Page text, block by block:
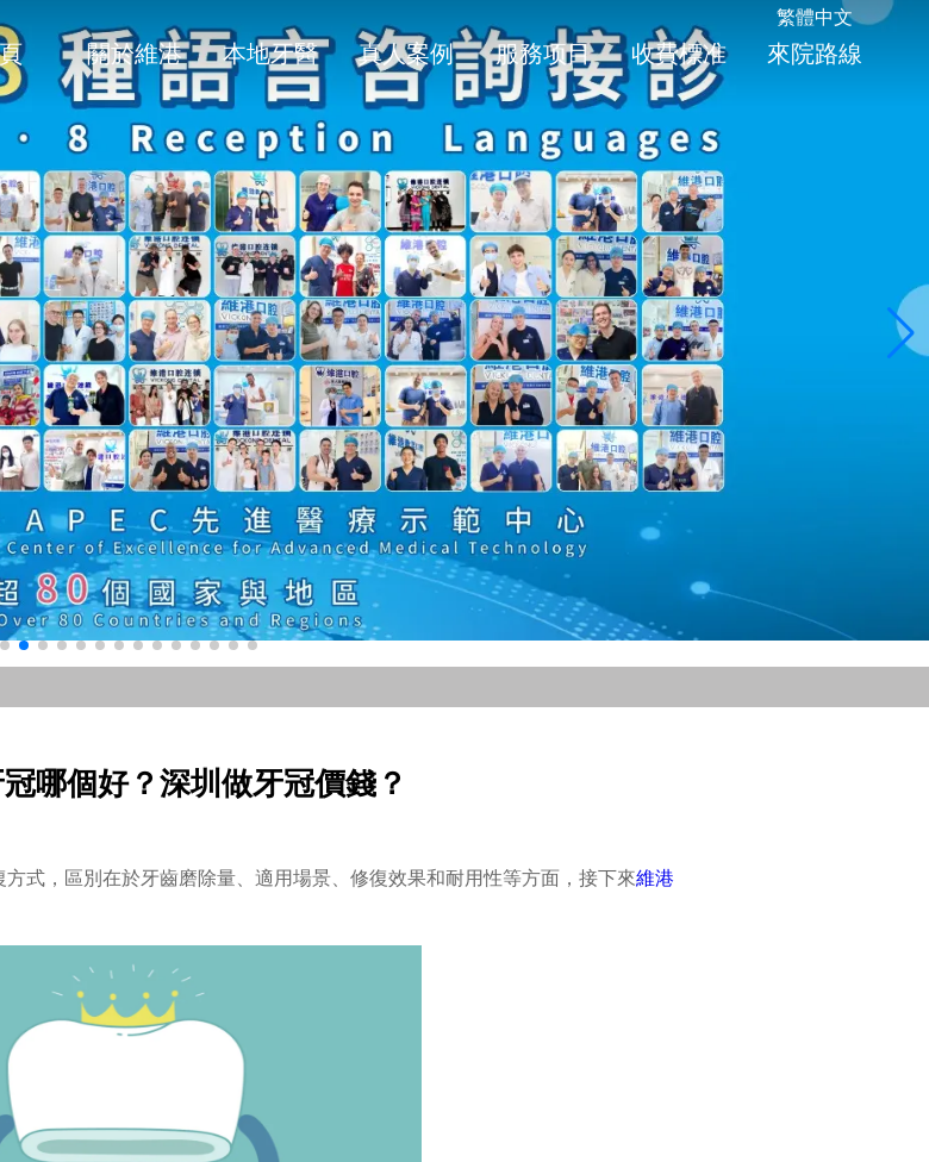
繁體中文
關於維港 本地牙醫 真人案例 服務项目 收費標准 來院路線
哪個好？深圳做牙冠價錢？
式，區別在於牙齒磨除量、適用場景、修復效果和耐用性等方面，接下來維港